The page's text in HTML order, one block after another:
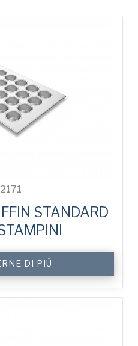
STANDARD
DI PIÙ